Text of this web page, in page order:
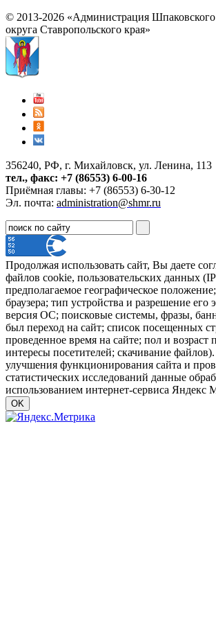
© 2013-2026 «Администрация
округа Ставропольского края»
356240, РФ, г. Михайловск, ул. Ленина, 113
тел., факс: +7 (86553) 6-00-16
Приёмная главы: +7 (86553) 6-30-12
Эл. почта: administration@shmr.ru
Продолжая использовать сайт, Вы даете
файлов cookie, пользовательских данных
предполагаемое географическое
браузера; тип устройства и разрешение его
версия ОС; поисковые системы, фразы,
был переход на сайт; список посещенных
проведенное время на сайте; пол и возраст
интересы посетителей; скачивание
улучшения функционирования сайта и
статистических исследований данные
использованием интернет-сервиса Яндекс
OK